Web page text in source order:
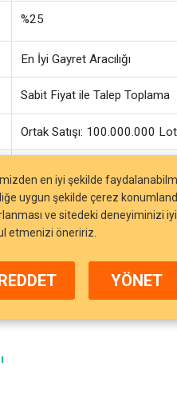
%25
En İyi Gayret Aracılığı
Sabit Fiyat ile Talep Toplama
Ortak Satışı: 100.000.000
1 Yıl Ortaklar
30 gün. Brüt halka arz
en iyi şekilde
uygun şekilde çerez
ve sitedeki deneyiminizi
etmenizi öneririz.
YÖNET